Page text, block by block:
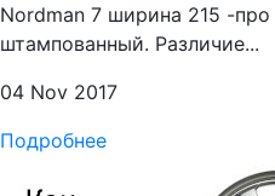
Nordman 7 ширина 215 -
штампованный. Различие...
04 Nov 2017
Подробнее